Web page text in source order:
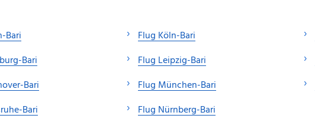
Bari
Bari
Bari
Bari
Flug Köln-Bari
Flug Leipzig-Bari
Flug München-Bari
Flug Nürnberg-Bari